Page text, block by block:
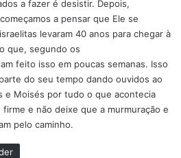
a fazer é desistir. Depois,
a pensar que Ele se
levaram 40 anos para chegar à
que, segundo os
feito isso em poucas semanas. Isso
do seu tempo dando ouvidos ao
e Moisés por tudo o que acontecia
e não deixe que a murmuração e
pelo caminho.